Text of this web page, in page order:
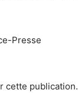
Presse
cette publication.